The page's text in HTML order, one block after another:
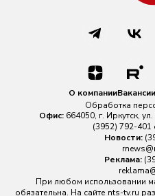
О компанииВакансии
Обработка
Офис: 664050, г. Иркутск,
(3952) 792-401
Новости:
Реклама:
При любом использовании
обязательна. На сайте nts-tv.ru